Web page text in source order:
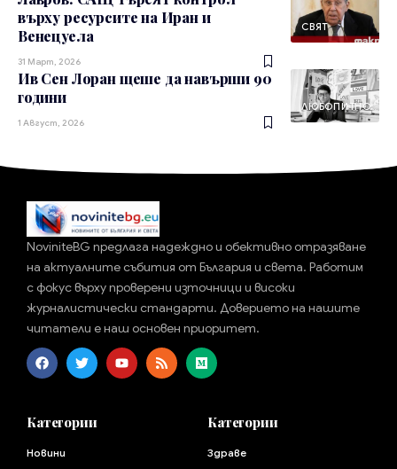
СВЯТ
върху ресурсите на Иран и
Венецуела
31 Март, 2026
ЛЮБОПИТНО
Ив Сен Лоран щеше да навърши 90
години
1 Август, 2026
NoviniteBG предлага надеждно и обективно отразяване
на актуалните събития от България и света. Работим
с фокус върху проверени източници и високи
журналистически стандарти. Доверието на нашите
читатели е наш основен приоритет.
Категории
Новини
Категории
Здраве